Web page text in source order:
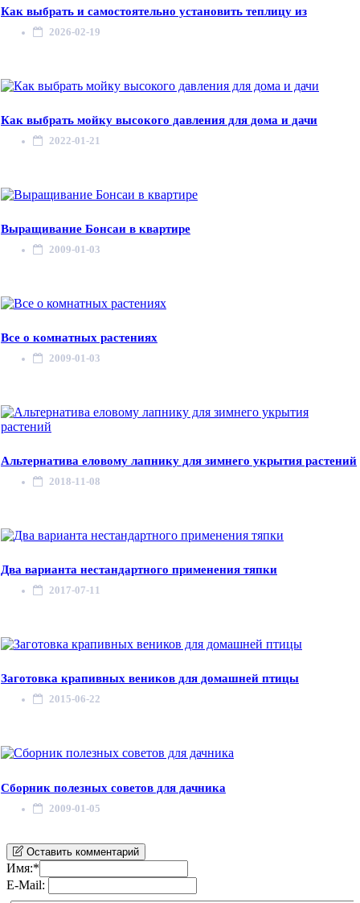
Как выбрать и самостоятельно установить теплицу из
2026-02-19
Как выбрать мойку высокого давления для дома и дачи
2022-01-21
Выращивание Бонсаи в квартире
2009-01-03
Все о комнатных растениях
2009-01-03
Альтернатива еловому лапнику для зимнего укрытия растений
2018-11-08
Два варианта нестандартного применения тяпки
2017-07-11
Заготовка крапивных веников для домашней птицы
2015-06-22
Сборник полезных советов для дачника
2009-01-05
Оставить комментарий
Имя:*
E-Mail: